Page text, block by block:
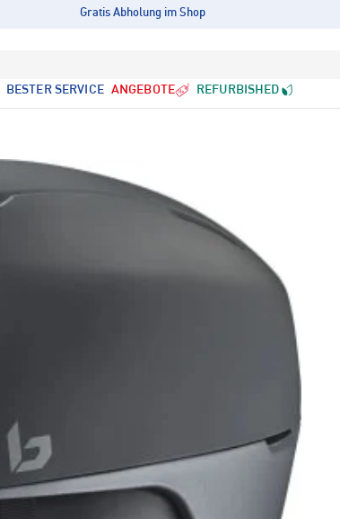
Gratis Abholung im Shop
BESTER SERVICE ANGEBOTE REFURBISHED